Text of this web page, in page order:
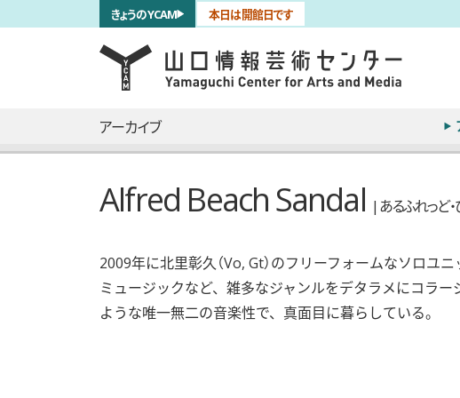
skip to main content 本日は開館日です
きょうのYCAM
言語を切り替える
メインナビゲーション
アーカイブ
Alfred Beach Sandal | あるふれっど
2009年に北里彰久（Vo, Gt）のフリーフォームなソロユ
ミュージックなど、雑多なジャンルをデタラメにコラ
ような唯一無二の音楽性で、真面目に暮らしている。